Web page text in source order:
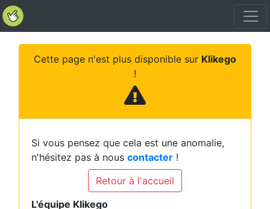
Cette page n'est plus disponible sur Klikego
!
Si vous pensez que cela est une anomalie,
n'hésitez pas à nous contacter !
Retour à l'accueil
L'équipe Klikego